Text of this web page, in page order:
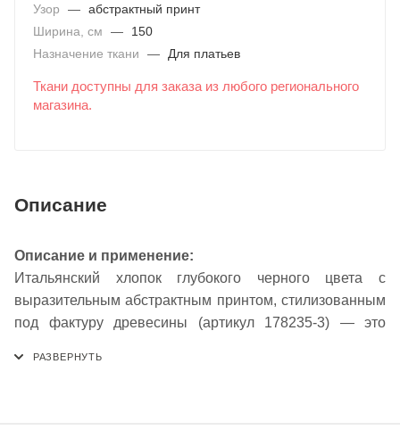
Узор
— абстрактный принт
Ширина, см
—
150
Назначение ткани
— Для платьев
Ткани доступны для заказа из любого регионального
магазина.
Описание
Описание и применение:
Итальянский хлопок глубокого черного цвета с
выразительным абстрактным принтом, стилизованным
под фактуру древесины (артикул 178235-3) — это